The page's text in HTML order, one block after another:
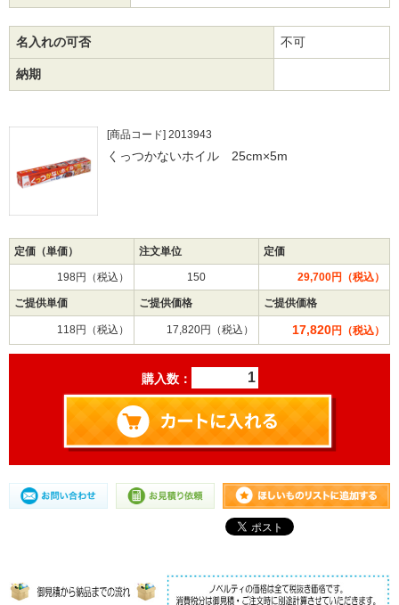
名入れの可否 不可
納期
[商品コード] 2013943
くっつかないホイル 25cm×5m
定価（単価） 注文単位 定価
198円（税込） 150 29,700円（税込）
ご提供単価 ご提供価格 ご提供価格
118円（税込） 17,820円（税込） 17,820円（税込）
購入数：